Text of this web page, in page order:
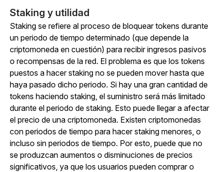
Staking y utilidad
Staking se refiere al proceso de bloquear tokens durante
un periodo de tiempo determinado (que depende la
criptomoneda en cuestión) para recibir ingresos pasivos
o recompensas de la red. El problema es que los tokens
puestos a hacer staking no se pueden mover hasta que
haya pasado dicho periodo. Si hay una gran cantidad de
tokens haciendo staking, el suministro será más limitado
durante el periodo de staking. Esto puede llegar a afectar
el precio de una criptomoneda. Existen criptomonedas
con periodos de tiempo para hacer staking menores, o
incluso sin periodos de tiempo. Por esto, puede que no
se produzcan aumentos o disminuciones de precios
significativos, ya que los usuarios pueden comprar o